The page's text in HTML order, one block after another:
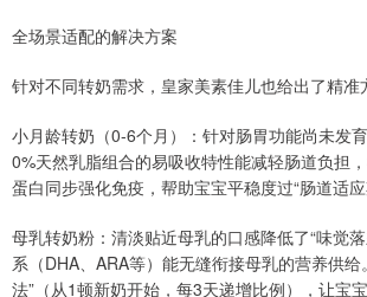
全场景适配的解决方案
针对不同转奶需求，皇家美素佳儿也给出了精准
小月龄转奶（0-6个月）：针对肠胃功能尚未发
0%天然乳脂组合的易吸收特性能减轻肠道负担
蛋白同步强化免疫，帮助宝宝平稳度过“肠道适应
母乳转奶粉：清淡贴近母乳的口感降低了“味觉
系（DHA、ARA等）能无缝衔接母乳的营养供
法”（从1顿新奶开始，每3天递增比例），让宝宝